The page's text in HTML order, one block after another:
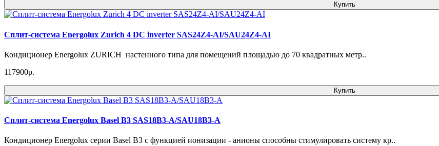
Купить
Cплит-система Energolux Zurich 4 DC inverter SAS24Z4-AI/SAU24Z4-AI
Кондиционер Energolux ZURICH настенного типа для помещений площадью до 70 квадратных метр..
117900р.
Купить
Сплит-система Energolux Basel B3 SAS18B3-A/SAU18B3-A
Кондиционер Energolux серии Basel B3 с функцией ионизации - анионы способны стимулировать систему кр..